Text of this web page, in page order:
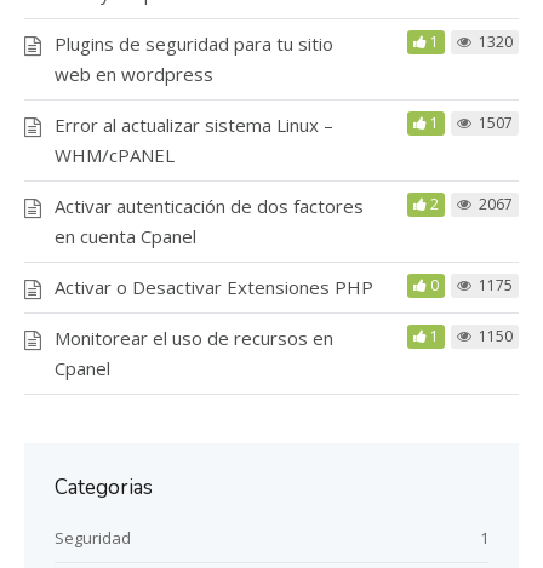
Plugins de seguridad para tu sitio
web en wordpress
1 1320
Error al actualizar sistema Linux –
WHM/cPANEL
1 1507
Activar autenticación de dos factores
en cuenta Cpanel
2 2067
Activar o Desactivar Extensiones PHP 0 1175
Monitorear el uso de recursos en
Cpanel
1 1150
Categorias
Seguridad 1